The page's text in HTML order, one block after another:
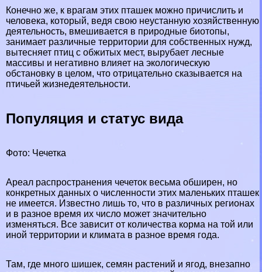
Конечно же, к врагам этих пташек можно причислить и
человека, который, ведя свою неустанную хозяйственную
деятельность, вмешивается в природные биотопы,
занимает различные территории для собственных нужд,
вытесняет птиц с обжитых мест, вырубает лесные
массивы и негативно влияет на экологическую
обстановку в целом, что отрицательно сказывается на
птичьей жизнедеятельности.
Популяция и статус вида
Фото: Чечетка
Ареал распространения чечеток весьма обширен, но
конкретных данных о численности этих маленьких пташек
не имеется. Известно лишь то, что в различных регионах
и в разное время их число может значительно
изменяться. Все зависит от количества корма на той или
иной территории и климата в разное время года.
Там, где много шишек, семян растений и ягод, внезапно